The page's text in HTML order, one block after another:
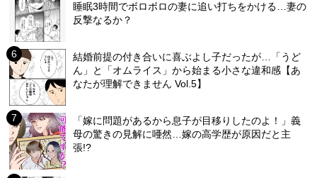
睡眠3時間でボロボロの妻に追い打ちをかける…妻の
反撃なるか？
結婚前提の付き合いに喜ぶよし子だったが…「うど
ん」と「オムライス」から始まる小さな違和感【あ
なたが理解できません Vol.5】
「嫁に問題があるから息子が目移りしたのよ！」義
母の驚きの見解に唖然…嫁の高学歴が原因だと主
張!?